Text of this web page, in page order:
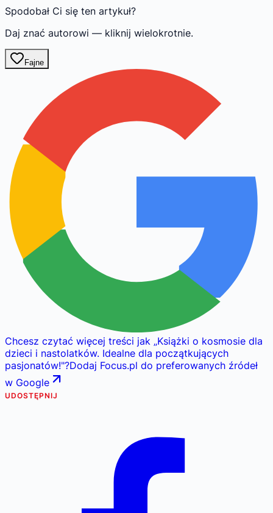
Spodobał Ci się ten artykuł?
Daj znać autorowi — kliknij wielokrotnie.
Fajne
Chcesz czytać więcej treści jak „Książki o kosmosie dla
dzieci i nastolatków. Idealne dla początkujących
pasjonatów!"?Dodaj Focus.pl do preferowanych źródeł
w Google
UDOSTĘPNIJ